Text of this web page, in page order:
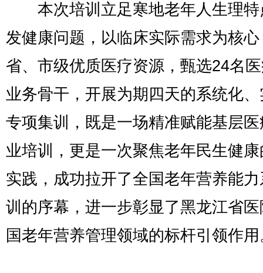
本次培训立足寒地老年人生理特
发健康问题，以临床实际需求为核
省、市级优质医疗资源，甄选24名
业务骨干，开展为期四天的系统化
专项集训，既是一场精准赋能基层
业培训，更是一次聚焦老年民生健
实践，成功拉开了全国老年营养能
训的序幕，进一步彰显了黑龙江省
国老年营养管理领域的标杆引领作用